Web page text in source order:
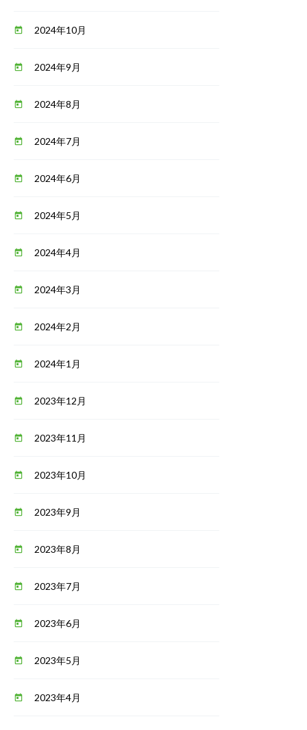
today 2024年10月
today 2024年9月
today 2024年8月
today 2024年7月
today 2024年6月
today 2024年5月
today 2024年4月
today 2024年3月
today 2024年2月
today 2024年1月
today 2023年12月
today 2023年11月
today 2023年10月
today 2023年9月
today 2023年8月
today 2023年7月
today 2023年6月
today 2023年5月
today 2023年4月